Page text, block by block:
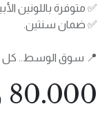
✅ متوفرة باللونين
✅ ضمان سنتين.
📍 سوق الوسط.. كل
80.000